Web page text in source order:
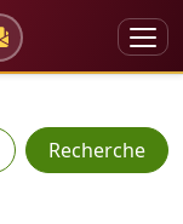
Recherche